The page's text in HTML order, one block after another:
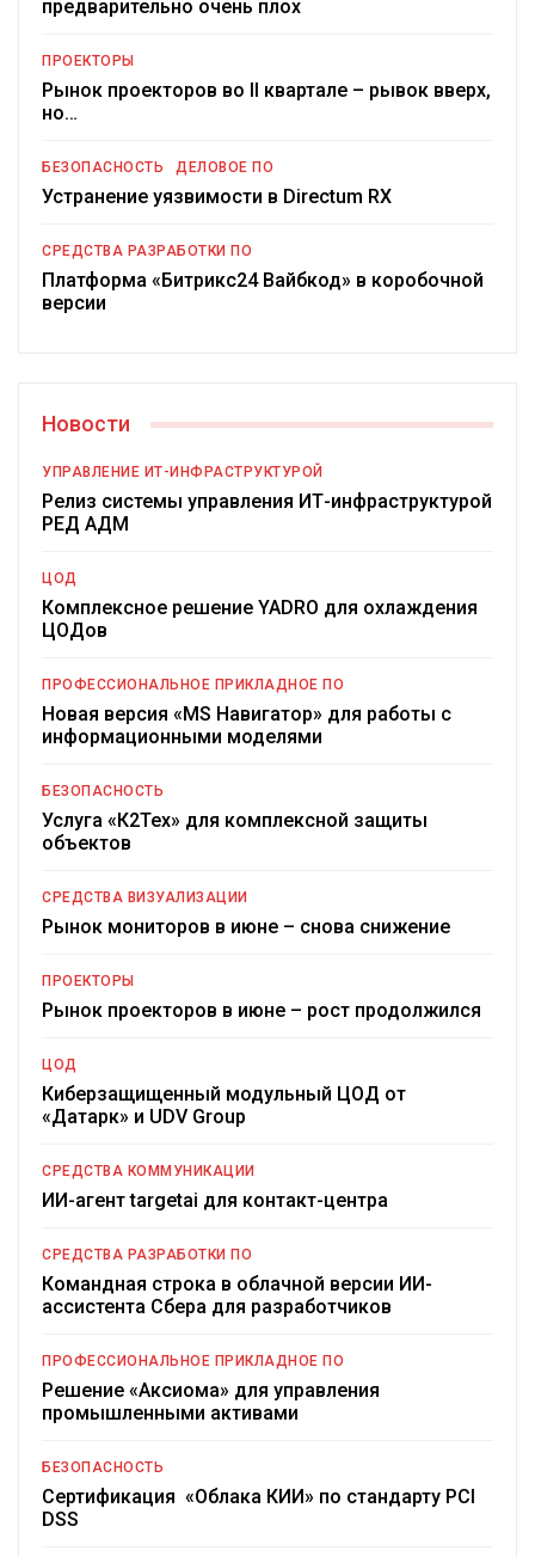
предварительно очень плох
ПРОЕКТОРЫ
Рынок проекторов во II квартале – рывок вверх,
но…
БЕЗОПАСНОСТЬ ДЕЛОВОЕ ПО
Устранение уязвимости в Directum RX
СРЕДСТВА РАЗРАБОТКИ ПО
Платформа «Битрикс24 Вайбкод» в коробочной
версии
Новости
УПРАВЛЕНИЕ ИТ-ИНФРАСТРУКТУРОЙ
Релиз системы управления ИТ-инфраструктурой
РЕД АДМ
ЦОД
Комплексное решение YADRO для охлаждения
ЦОДов
ПРОФЕССИОНАЛЬНОЕ ПРИКЛАДНОЕ ПО
Новая версия «MS Навигатор» для работы с
информационными моделями
БЕЗОПАСНОСТЬ
Услуга «К2Тех» для комплексной защиты
объектов
СРЕДСТВА ВИЗУАЛИЗАЦИИ
Рынок мониторов в июне – снова снижение
ПРОЕКТОРЫ
Рынок проекторов в июне – рост продолжился
ЦОД
Киберзащищенный модульный ЦОД от
«Датарк» и UDV Group
СРЕДСТВА КОММУНИКАЦИИ
ИИ-агент targetai для контакт-центра
СРЕДСТВА РАЗРАБОТКИ ПО
Командная строка в облачной версии ИИ-
ассистента Сбера для разработчиков
ПРОФЕССИОНАЛЬНОЕ ПРИКЛАДНОЕ ПО
Решение «Аксиома» для управления
промышленными активами
БЕЗОПАСНОСТЬ
Сертификация «Облака КИИ» по стандарту PCI
DSS